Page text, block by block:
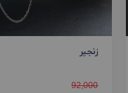
زنجیر
92,000